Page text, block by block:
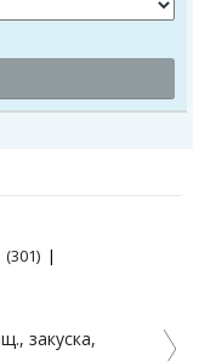
(301)
5*!